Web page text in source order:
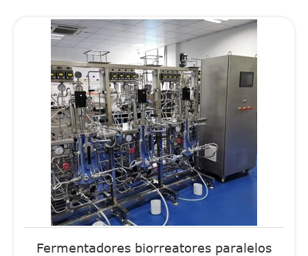
Fermentadores biorreatores paralelos